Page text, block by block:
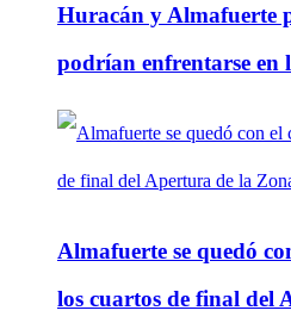
Huracán y Almafuerte
podrían enfrentarse en
Almafuerte se quedó
los cuartos de final del